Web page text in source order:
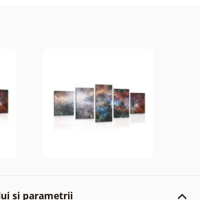
și parametrii